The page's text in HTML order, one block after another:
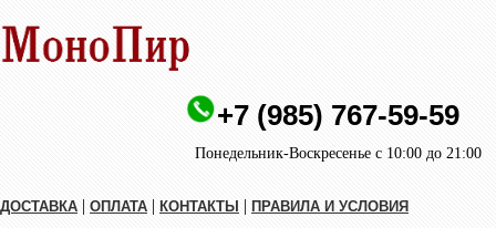
+7 (985) 767-59-59
Понедельник-Воскресенье с 10:00 до 21:00
ДОСТАВКА | ОПЛАТА | КОНТАКТЫ | ПРАВИЛА И УСЛОВИЯ